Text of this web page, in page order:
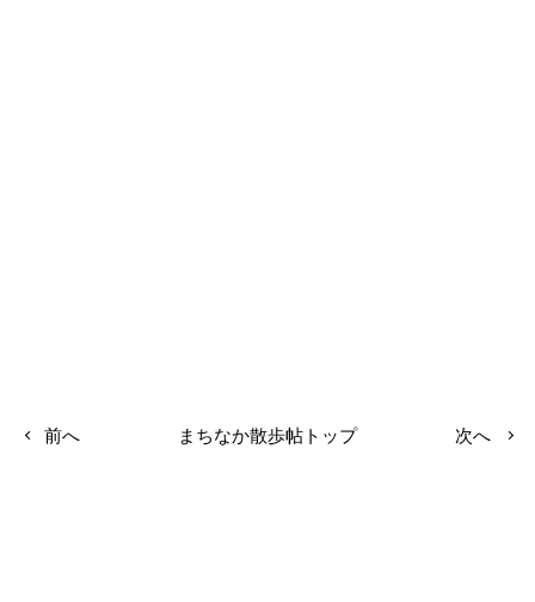
前へ まちなか散歩帖トップ 次へ